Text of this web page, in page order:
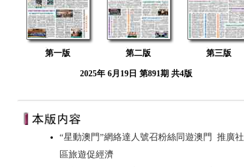
第一版 第二版 第三版
2025年 6月19日 第891期 共4版
“星動澳門”網絡達人號召粉絲同遊澳門 推廣社
區旅遊促經濟